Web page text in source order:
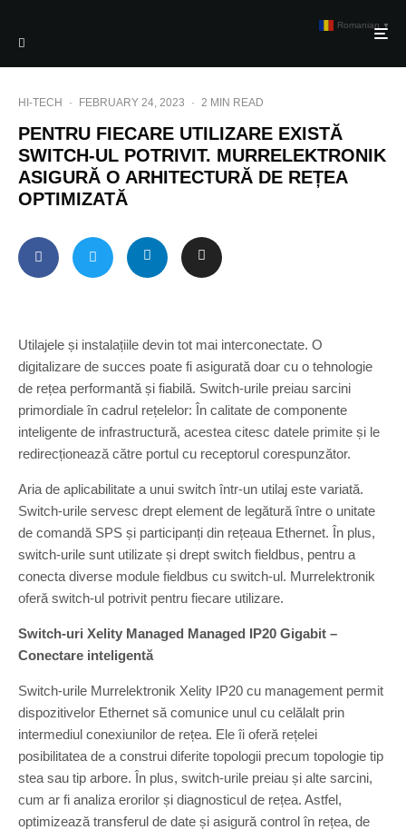
HI-TECH · FEBRUARY 24, 2023 · 2 MIN READ
PENTRU FIECARE UTILIZARE EXISTĂ
SWITCH-UL POTRIVIT. MURRELEKTRONIK
ASIGURĂ O ARHITECTURĂ DE REȚEA
OPTIMIZATĂ
Utilajele și instalațiile devin tot mai interconectate. O
digitalizare de succes poate fi asigurată doar cu o tehnologie
de rețea performantă și fiabilă. Switch-urile preiau sarcini
primordiale în cadrul rețelelor: În calitate de componente
inteligente de infrastructură, acestea citesc datele primite și le
redirecționează către portul cu receptorul corespunzător.
Aria de aplicabilitate a unui switch într-un utilaj este variată.
Switch-urile servesc drept element de legătură între o unitate
de comandă SPS și participanți din rețeaua Ethernet. În plus,
switch-urile sunt utilizate și drept switch fieldbus, pentru a
conecta diverse module fieldbus cu switch-ul. Murrelektronik
oferă switch-ul potrivit pentru fiecare utilizare.
Switch-uri Xelity Managed Managed IP20 Gigabit –
Conectare inteligentă
Switch-urile Murrelektronik Xelity IP20 cu management permit
dispozitivelor Ethernet să comunice unul cu celălalt prin
intermediul conexiunilor de rețea. Ele îi oferă rețelei
posibilitatea de a construi diferite topologii precum topologie tip
stea sau tip arbore. În plus, switch-urile preiau și alte sarcini,
cum ar fi analiza erorilor și diagnosticul de rețea. Astfel,
optimizează transferul de date și asigură control în rețea, de
Romanian ▼